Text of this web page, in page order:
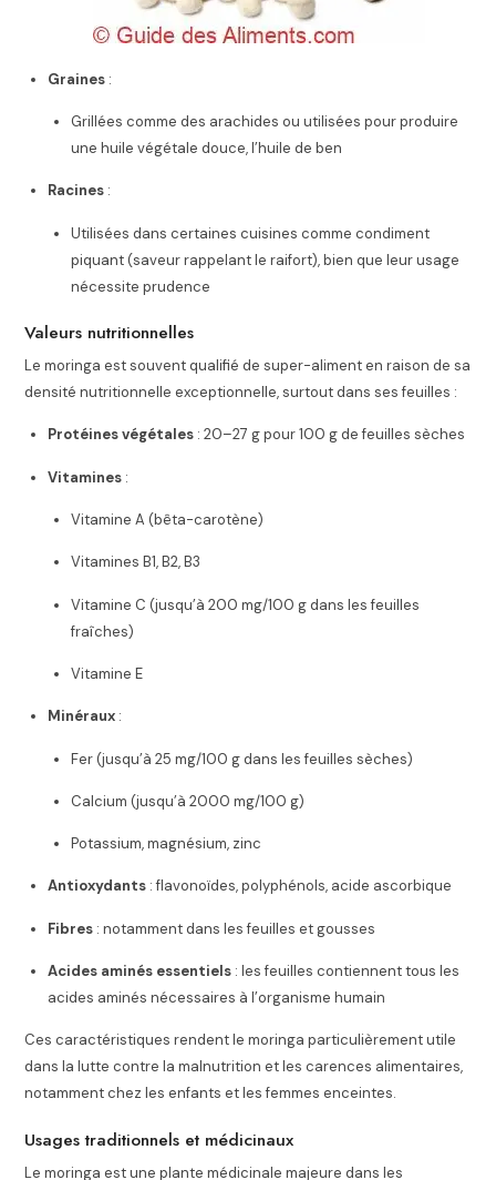
Graines :
Grillées comme des arachides ou utilisées pour produire
une huile végétale douce, l’huile de ben
Racines :
Utilisées dans certaines cuisines comme condiment
piquant (saveur rappelant le raifort), bien que leur usage
nécessite prudence
Valeurs nutritionnelles
Le moringa est souvent qualifié de super-aliment en raison de sa
densité nutritionnelle exceptionnelle, surtout dans ses feuilles :
Protéines végétales : 20–27 g pour 100 g de feuilles sèches
Vitamines :
Vitamine A (bêta-carotène)
Vitamines B1, B2, B3
Vitamine C (jusqu’à 200 mg/100 g dans les feuilles
fraîches)
Vitamine E
Minéraux :
Fer (jusqu’à 25 mg/100 g dans les feuilles sèches)
Calcium (jusqu’à 2000 mg/100 g)
Potassium, magnésium, zinc
Antioxydants : flavonoïdes, polyphénols, acide ascorbique
Fibres : notamment dans les feuilles et gousses
Acides aminés essentiels : les feuilles contiennent tous les
acides aminés nécessaires à l’organisme humain
Ces caractéristiques rendent le moringa particulièrement utile
dans la lutte contre la malnutrition et les carences alimentaires,
notamment chez les enfants et les femmes enceintes.
Usages traditionnels et médicinaux
Le moringa est une plante médicinale majeure dans les